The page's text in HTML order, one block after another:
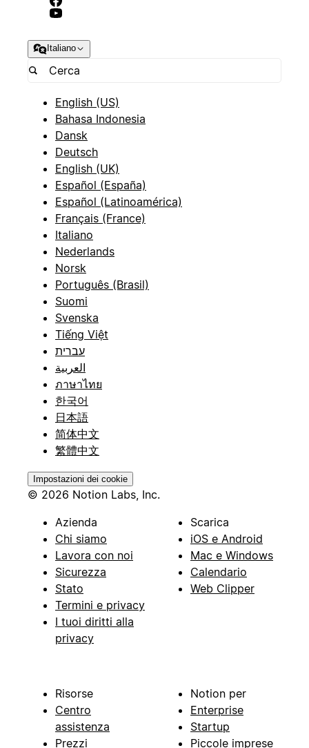
Italiano
English (US)
Bahasa Indonesia
Dansk
Deutsch
English (UK)
Español (España)
Español (Latinoamérica)
Français (France)
Italiano
Nederlands
Norsk
Português (Brasil)
Suomi
Svenska
Tiếng Việt
עברית
العربية
ภาษาไทย
한국어
日本語
简体中文
繁體中文
Impostazioni dei cookie
© 2026 Notion Labs, Inc.
Azienda
Chi siamo
Lavora con noi
Sicurezza
Stato
Termini e privacy
I tuoi diritti alla
privacy
Scarica
iOS e Android
Mac e Windows
Calendario
Web Clipper
Risorse
Centro
assistenza
Prezzi
Notion per
Enterprise
Startup
Piccole imprese